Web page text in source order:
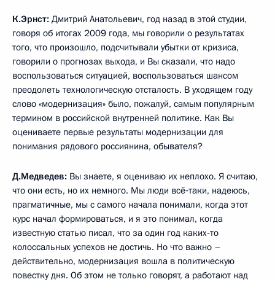
К.Эрнст: Дмитрий Анатольевич, год назад в этой студии,
говоря об итогах 2009 года, мы говорили о результатах
того, что произошло, подсчитывали убытки от кризиса,
говорили о прогнозах выхода, и Вы сказали, что надо
воспользоваться ситуацией, воспользоваться шансом
преодолеть технологическую отсталость. В уходящем году
слово «модернизация» было, пожалуй, самым популярным
термином в российской внутренней политике. Как Вы
оцениваете первые результаты модернизации для
понимания рядового россиянина, обывателя?
Д.Медведев: Вы знаете, я оцениваю их неплохо. Я считаю,
что они есть, но их немного. Мы люди всё‑таки, надеюсь,
прагматичные, мы с самого начала понимали, когда этот
курс начал формироваться, и я это понимал, когда
известную статью писал, что за один год каких‑то
колоссальных успехов не достичь. Но что важно –
действительно, модернизация вошла в политическую
повестку дня. Об этом не только говорят, а работают над